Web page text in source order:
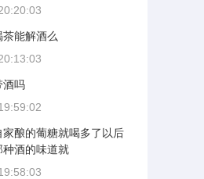
能解酒么
酒吗
家酿的葡糖就喝多了以后
种酒的味道就